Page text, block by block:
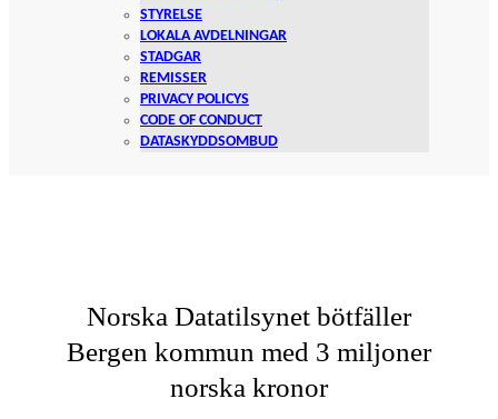
STYRELSE
LOKALA AVDELNINGAR
STADGAR
REMISSER
PRIVACY POLICYS
CODE OF CONDUCT
DATASKYDDSOMBUD
Norska Datatilsynet bötfäller
Bergen kommun med 3 miljoner
norska kronor